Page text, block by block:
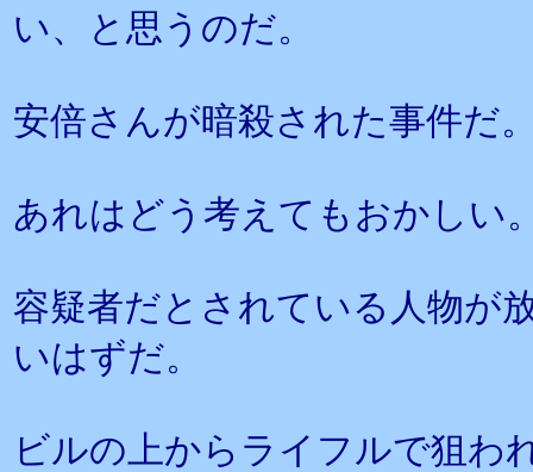
い、と思うのだ。
安倍さんが暗殺された事件だ
あれはどう考えてもおかしい
容疑者だとされている人物が
いはずだ。
ビルの上からライフルで狙わ